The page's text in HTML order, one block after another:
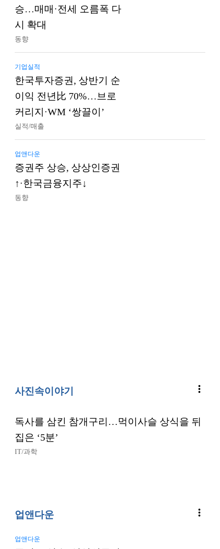
승…매매·전세 오름폭 다
시 확대
동향
기업실적
한국투자증권, 상반기 순
이익 전년比 70%…브로
커리지·WM ‘쌍끌이’
실적/매출
업앤다운
증권주 상승, 상상인증권
↑·한국금융지주↓
동향
사진속이야기 more_vert
독사를 삼킨 참개구리…먹이사슬 상식을 뒤
집은 ‘5분’
IT/과학
업앤다운 more_vert
업앤다운